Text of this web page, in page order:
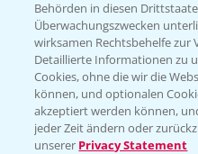
Behörden in diesen
Überwachungszwecken
wirksamen Rechtsbehelfe zur
Detaillierte Informationen zu
Cookies, ohne die wir die
können, und optionalen
akzeptiert werden können,
jeder Zeit ändern oder
unserer Privacy Statement